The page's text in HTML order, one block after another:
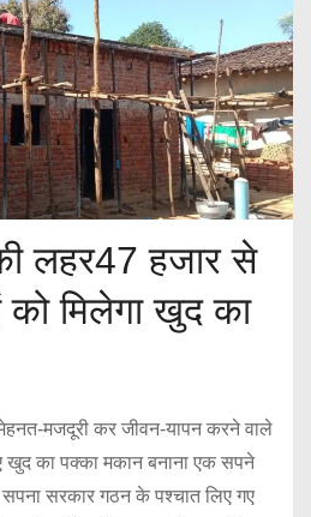
लहर47 हजार से
को मिलेगा खुद का
मजदूरी कर जीवन-यापन करने वाले
खुद का पक्का मकान बनाना एक सपने
सरकार गठन के पश्चात लिए गए